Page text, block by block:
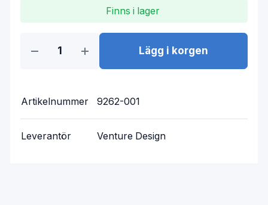
Finns i lager
Lägg i korgen
Artikelnummer 9262-001
Leverantör Venture Design